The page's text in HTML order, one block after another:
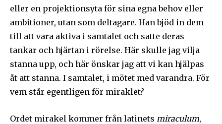
eller en projektionsyta för sina egna behov eller
ambitioner, utan som deltagare. Han bjöd in dem
till att vara aktiva i samtalet och satte deras
tankar och hjärtan i rörelse. Här skulle jag vilja
stanna upp, och här önskar jag att vi kan hjälpas
åt att stanna. I samtalet, i mötet med varandra. För
vem står egentligen för miraklet?
Ordet mirakel kommer från latinets miraculum,